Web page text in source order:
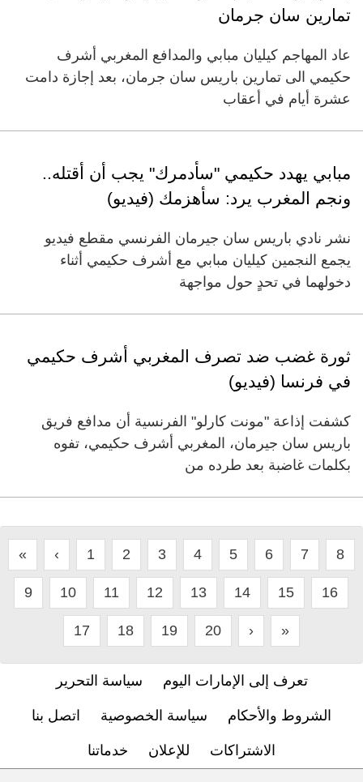
تمارين سان جرمان
عاد المهاجم كيليان مبابي والمدافع المغربي أشرف
حكيمي الى تمارين باريس سان جرمان، بعد إجازة دامت
عشرة أيام في أعقاب
مبابي يهدد حكيمي "سأدمرك" يجب أن أقتله..
ونجم المغرب يرد: سأهزمك (فيديو)
نشر نادي باريس سان جيرمان الفرنسي مقطع فيديو
يجمع النجمين كيليان مبابي مع أشرف حكيمي أثناء
دخولهما في تحدٍ حول مواجهة
ثورة غضب ضد تصرف المغربي أشرف حكيمي
في فرنسا (فيديو)
كشفت إذاعة "مونت كارلو" الفرنسية أن مدافع فريق
باريس سان جيرمان، المغربي أشرف حكيمي، تفوه
بكلمات غاضبة بعد طرده من
« ‹ 1 2 3 4 5 6 7 8
9 10 11 12 13 14 15 16
17 18 19 20 › »
تعرف إلى الإمارات اليوم سياسة التحرير
الشروط والأحكام سياسة الخصوصية اتصل بنا
الاشتراكات للإعلان خدماتنا